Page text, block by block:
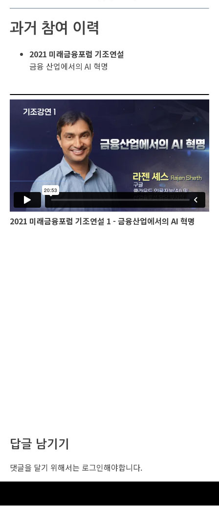
과거 참여 이력
2021 미래금융포럼 기조연설
금융 산업에서의 AI 혁명
2021 미래금융포럼 기조연설 1 - 금융산업에서의 AI 혁명
답글 남기기
댓글을 달기 위해서는 로그인해야합니다.